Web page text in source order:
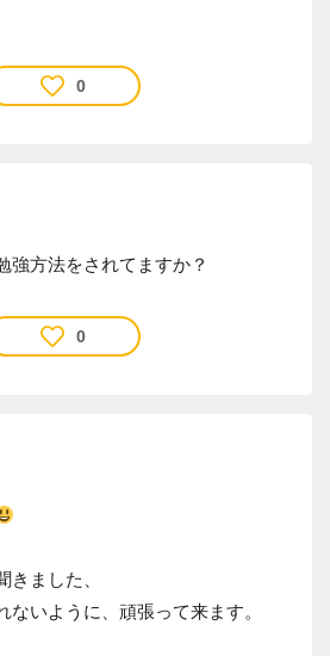
0
強方法をされてますか？
0
きました、
ないように、頑張って来ます。